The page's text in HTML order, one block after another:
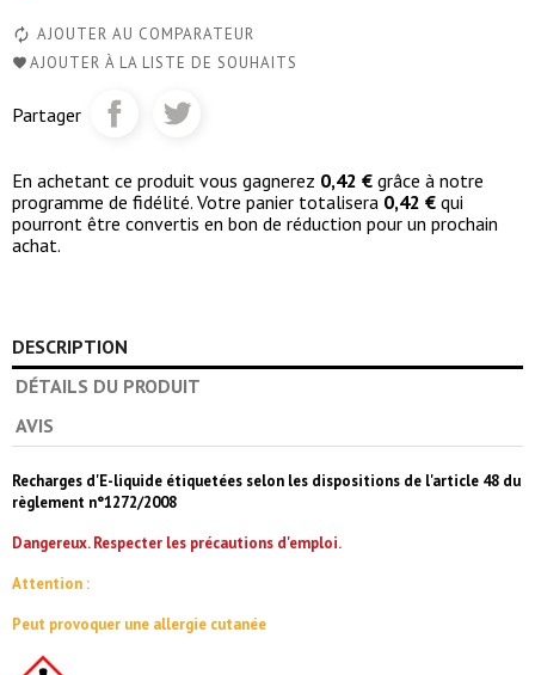
AJOUTER AU COMPARATEUR
AJOUTER À LA LISTE DE SOUHAITS
Partager
En achetant ce produit vous gagnerez 0,42 € grâce à notre
programme de fidélité. Votre panier totalisera 0,42 € qui
pourront être convertis en bon de réduction pour un prochain
achat.
DESCRIPTION
DÉTAILS DU PRODUIT
AVIS
Recharges d'E-liquide étiquetées selon les dispositions de l'article 48 du
règlement n°1272/2008
Dangereux. Respecter les précautions d'emploi.
Attention :
Peut provoquer une allergie cutanée